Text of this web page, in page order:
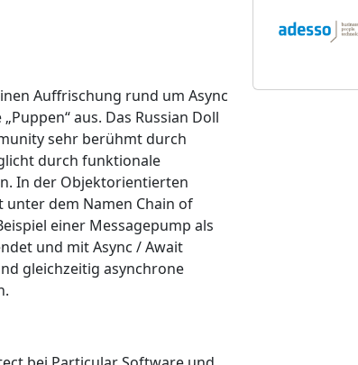
Auffrischung rund um Async
aus. Das Russian Doll
sehr berühmt durch
durch funktionale
In der Objektorientierten
dem Namen Chain of
einer Messagepump als
und mit Async / Await
gleichzeitig asynchrone
l
n